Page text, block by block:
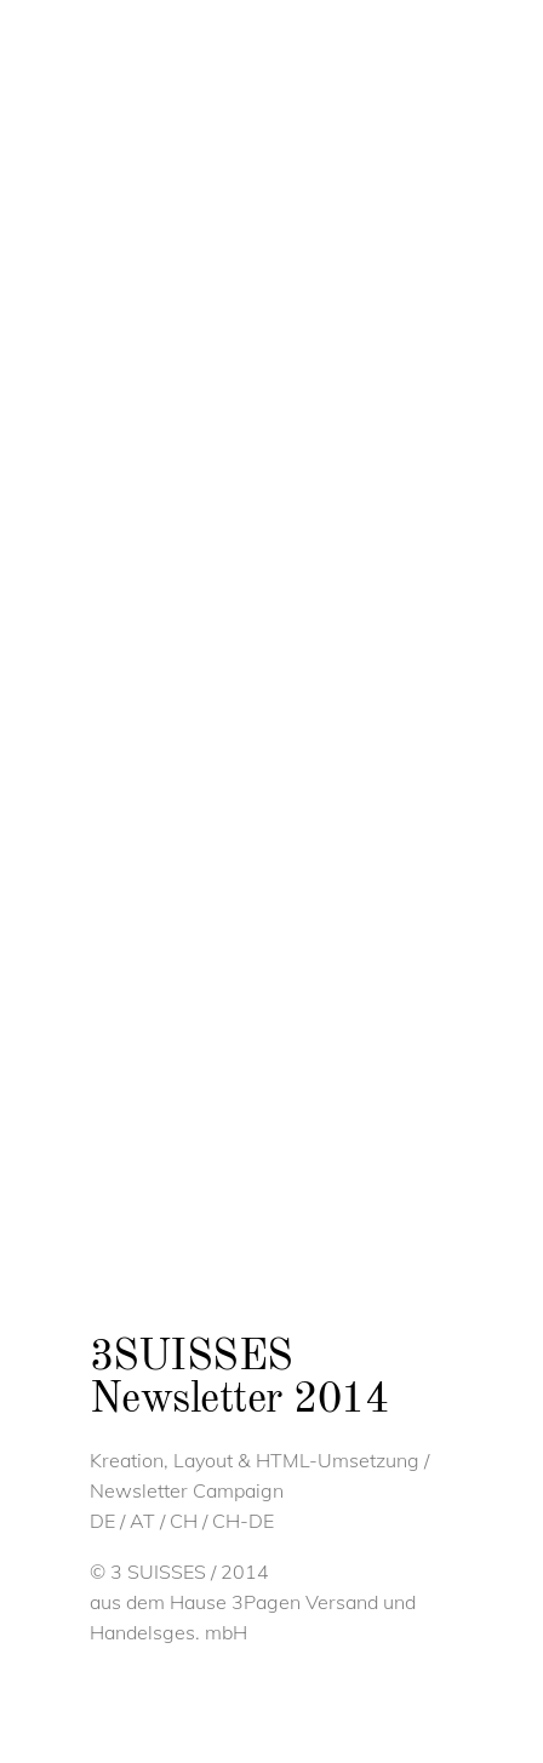
3SUISSES
Newsletter 2014
Kreation, Layout & HTML-Umsetzung /
Newsletter Campaign
DE / AT / CH / CH-DE
© 3 SUISSES / 2014
aus dem Hause 3Pagen Versand und
Handelsges. mbH